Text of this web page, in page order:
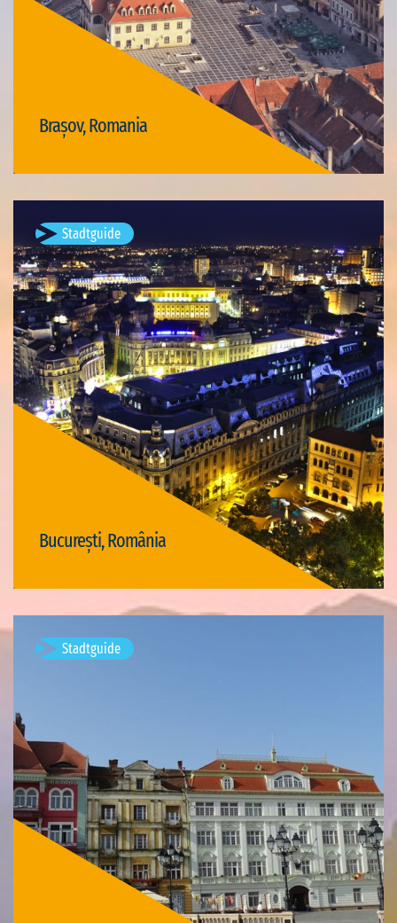
Brașov, Romania
Visit Brașov
București, România
Stadtguide București, România
Verfügbare Visits: 3
Visit București
Stadtguide
Verfügbare Visits: 3